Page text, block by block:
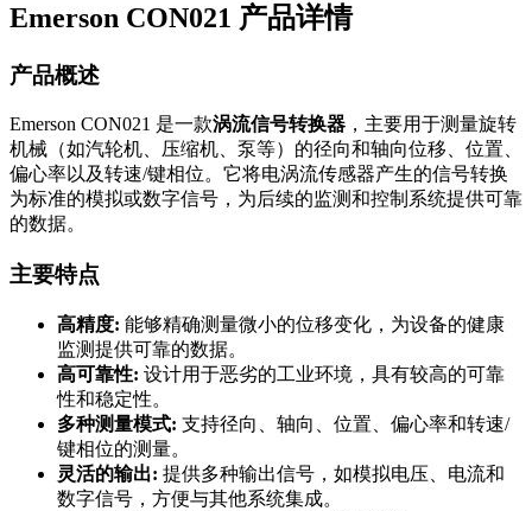
Emerson CON021 产品详情
产品概述
Emerson CON021 是一款涡流信号转换器 ，主要用于测量旋转
机械（如汽轮机、压缩机、泵等）的径向和轴向位移、位置、
偏心率以及转速/键相位。它将电涡流传感器产生的信号转换
为标准的模拟或数字信号，为后续的监测和控制系统提供可靠
的数据。
主要特点
高精度: 能够精确测量微小的位移变化，为设备的健康
监测提供可靠的数据。
高可靠性: 设计用于恶劣的工业环境，具有较高的可靠
性和稳定性。
多种测量模式: 支持径向、轴向、位置、偏心率和转速/
键相位的测量。
灵活的输出: 提供多种输出信号，如模拟电压、电流和
数字信号，方便与其他系统集成。